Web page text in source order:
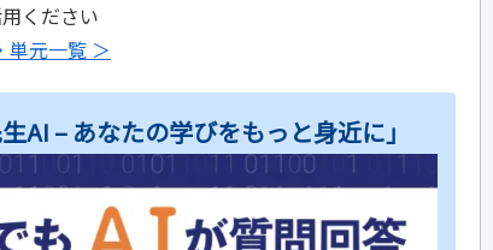
ください
単元一覧 ＞
AI – あなたの学びをもっと身近に」